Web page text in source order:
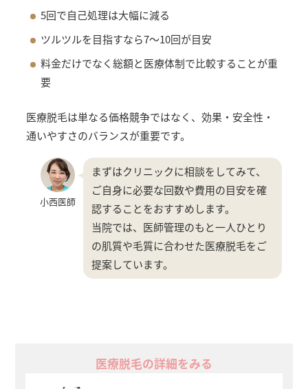
5回で自己処理は大幅に減る
ツルツルを目指すなら7〜10回が目安
料金だけでなく総額と医療体制で比較することが重
要
医療脱毛は単なる価格競争ではなく、効果・安全性・
通いやすさのバランスが重要です。
小西医師
まずはクリニックに相談をしてみて、
ご自身に必要な回数や費用の目安を確
認することをおすすめします。
当院では、医師管理のもと一人ひとり
の肌質や毛質に合わせた医療脱毛をご
提案しています。
医療脱毛の詳細をみる